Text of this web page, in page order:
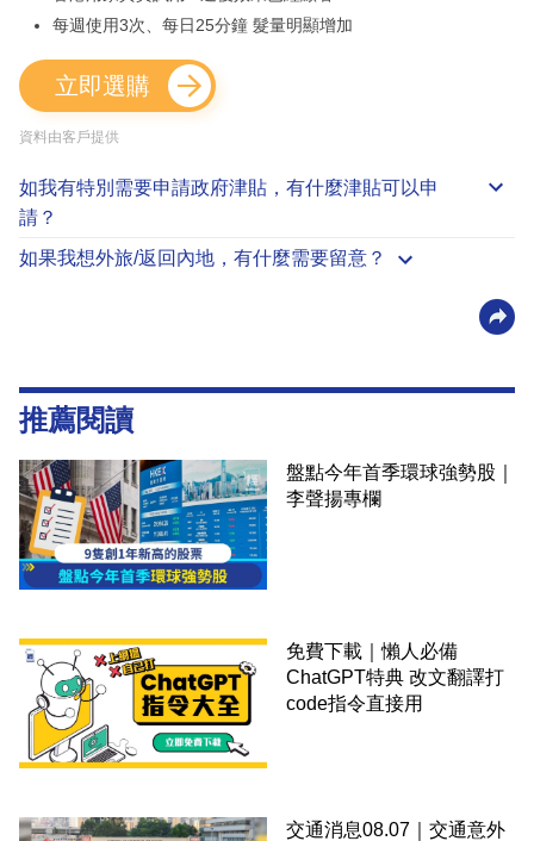
每週使用3次、每日25分鐘 髮量明顯增加
立即選購
資料由客戶提供
如我有特別需要申請政府津貼 ，有什麼津貼可以申
請？
如果我想外旅/返回內地，有什麼需要留意？
推薦閱讀
盤點今年首季環球強勢股｜
李聲揚專欄
免費下載｜懶人必備
ChatGPT特典 改文翻譯打
code指令直接用
交通消息08.07｜交通意外